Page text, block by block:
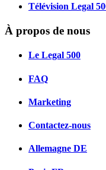
Télévision Legal
À propos de nous
Le Legal 500
FAQ
Marketing
Contactez-nous
Allemagne DE